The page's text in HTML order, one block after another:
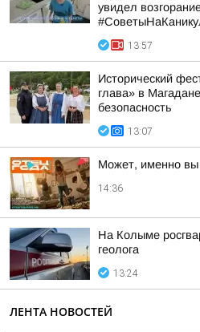
увидел
13:57
Исторический
глава» в
безопасность
13:07
Может, именно вы
14:36
На Колыме
геолога
13:24
ЛЕНТА НОВОСТЕЙ